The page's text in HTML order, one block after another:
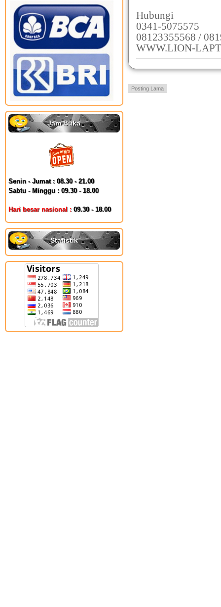
Jam Buka
Senin - Jumat : 08.30 - 21.00
Sabtu - Minggu : 09.30 - 18.00
Hari besar nasional : 09.30 - 18.00
Statistik
Hubungi
0341-5075575
08123355568 /
WWW.LION-
Posting Lama